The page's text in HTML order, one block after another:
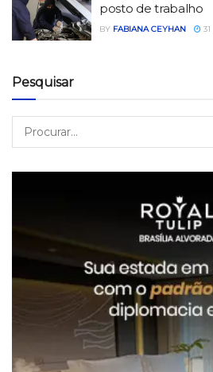
posto de trabalho
BY FABIANA CEYHAN
Pesquisar